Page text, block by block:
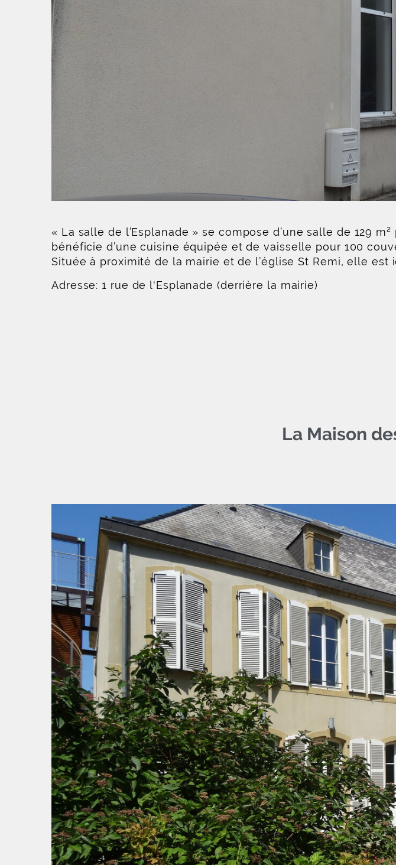
« La salle de l’Esplanade » se compose d’une salle de 129
bénéficie d’une cuisine équipée et de vaisselle pour 100
Située à proximité de la mairie et de l’église St Remi, elle
Adresse: 1 rue de l'Esplanade (derrière la mairie)
La Maison